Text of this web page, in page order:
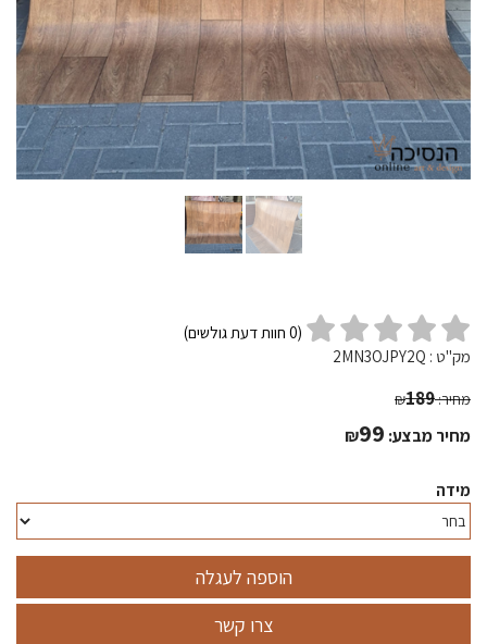
(
0 חוות דעת גולשים)
מק"ט : 2MN3OJPY2Q
מחיר: ₪189
מחיר מבצע: ₪99
מידה